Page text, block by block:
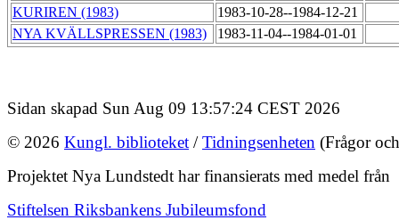
KURIREN (1983)
1983-10-28--1984-12-21
NYA KVÄLLSPRESSEN (1983)
1983-11-04--1984-01-01
Sidan skapad Sun Aug 09 13:57:24 CEST 2026
© 2026 Kungl. biblioteket /Tidningsenheten (Frågor
Projektet Nya Lundstedt har finansierats med medel från
Stiftelsen Riksbankens Jubileumsfond